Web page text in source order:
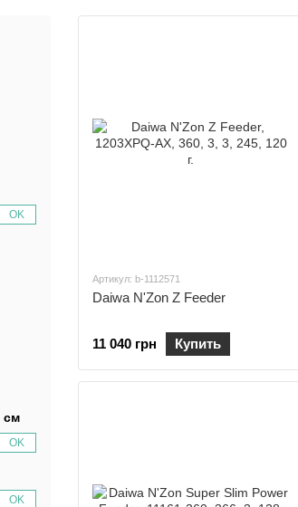
Артикул: b-1112571
Daiwa N'Zon Z Feeder
11 040 грн Купить
OK
cм
OK
OK